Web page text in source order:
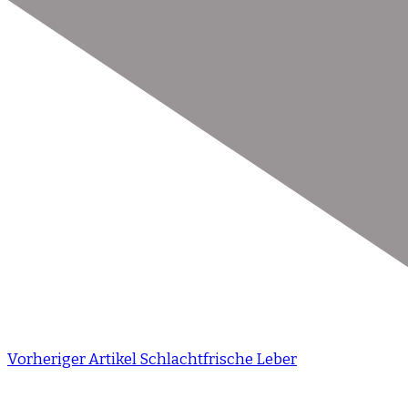
Vorheriger ArtikelSchlachtfrische Leber